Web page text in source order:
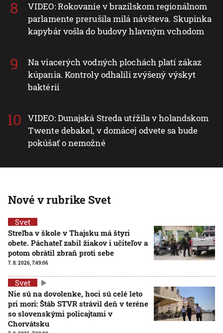
VIDEO: Rokovanie v brazílskom regionálnom
parlamente prerušila milá návšteva. Skupinka
kapybár vošla do budovy hlavným vchodom
Na viacerých vodných plochách platí zákaz
kúpania. Kontroly odhalili zvýšený výskyt
baktérií
VIDEO: Dunajská Streda utŕžila v holandskom
Twente debakel, v domácej odvete sa bude
pokúšať o nemožné
Nové v rubrike Svet
Svet
Streľba v škole v Thajsku má štyri
obete. Páchateľ zabil žiakov i učiteľov a
potom obrátil zbraň proti sebe
7. 8. 2026, 7:49:06
Svet
Nie sú na dovolenke, hoci sú celé leto
pri mori: Štáb STVR strávil deň v teréne
so slovenskými policajtami v
Chorvátsku